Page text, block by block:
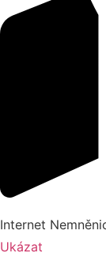
Internet
Ukázat